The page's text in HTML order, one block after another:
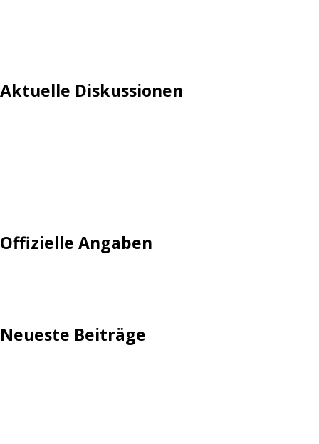
Aktuelle Diskussionen
Offizielle Angaben
Neueste Beiträge